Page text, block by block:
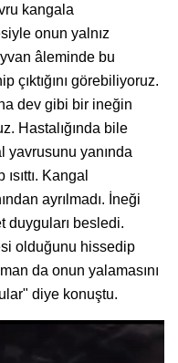
kangala
onun yalnız
âleminde bu
çıktığını görebiliyoruz.
dev gibi bir ineğin
Hastalığında bile
yavrusunu yanında
Kangal
ayrılmadı. İneği
duyguları besledi.
olduğunu hissedip
da onun yalamasını
diye konuştu.